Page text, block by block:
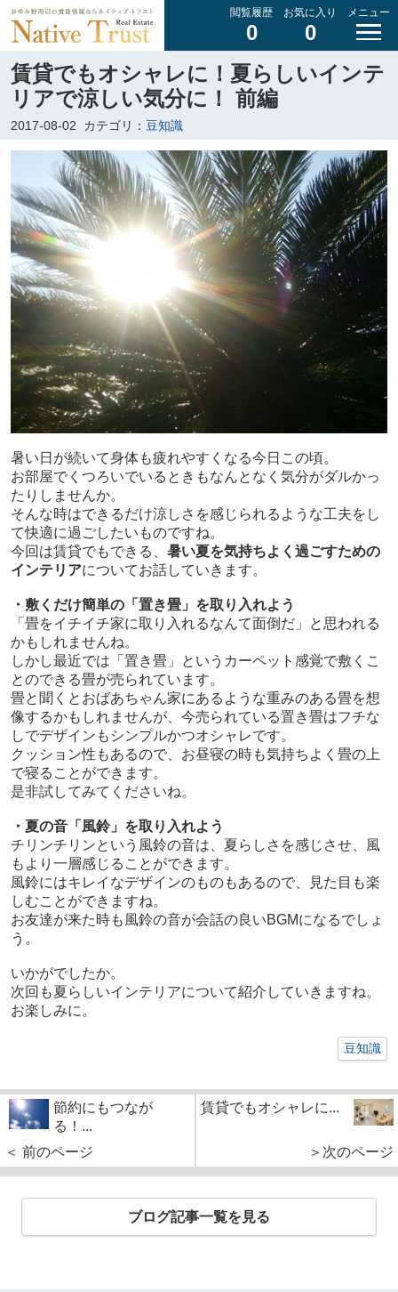
閲覧履歴
0
お気に入り
0
メニュー
賃貸でもオシャレに！夏らしいインテ
リアで涼しい気分に！ 前編
2017-08-02 カテゴリ： 豆知識
暑い日が続いて身体も疲れやすくなる今日この頃。
お部屋でくつろいでいるときもなんとなく気分がダルかっ
たりしませんか。
そんな時はできるだけ涼しさを感じられるような工夫をし
て快適に過ごしたいものですね。
今回は賃貸でもできる、 暑い夏を気持ちよく過ごすための
インテリアについてお話していきます。
・敷くだけ簡単の「置き畳」を取り入れよう
「畳をイチイチ家に取り入れるなんて面倒だ」と思われる
かもしれませんね。
しかし最近では「置き畳」というカーペット感覚で敷くこ
とのできる畳が売られています。
畳と聞くとおばあちゃん家にあるような重みのある畳を想
像するかもしれませんが、今売られている置き畳はフチな
しでデザインもシンプルかつオシャレです。
クッション性もあるので、お昼寝の時も気持ちよく畳の上
で寝ることができます。
是非試してみてくださいね。
・夏の音「風鈴」を取り入れよう
チリンチリンという風鈴の音は、夏らしさを感じさせ、風
もより一層感じることができます。
風鈴にはキレイなデザインのものもあるので、見た目も楽
しむことができますね。
お友達が来た時も風鈴の音が会話の良いBGMになるでしょ
う。
いかがでしたか。
次回も夏らしいインテリアについて紹介していきますね。
お楽しみに。
豆知識
節約にもつなが
る！...
＜ 前のページ
賃貸でもオシャレに...
＞次のページ
ブログ記事一覧を見る